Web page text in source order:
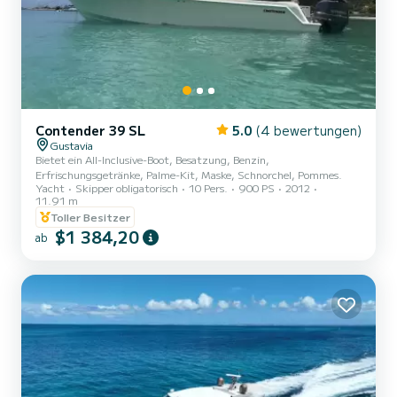
Contender 39 SL 5.0 (4 bewertungen)
Gustavia
Bietet ein All-Inclusive-Boot, Besatzung, Benzin,
Erfrischungsgetränke, Palme-Kit, Maske, Schnorchel, Pommes.
Yacht
Skipper obligatorisch 10 Pers. 900 PS
2012
11.91 m
Toller Besitzer
ab $1 384,20